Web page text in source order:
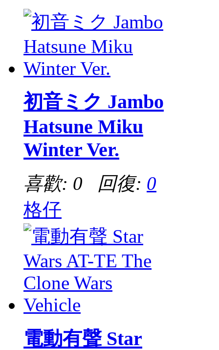
初音ミク Jambo
Hatsune Miku
Winter Ver.
喜歡: 0 回復: 0
格仔
電動有聲 Star